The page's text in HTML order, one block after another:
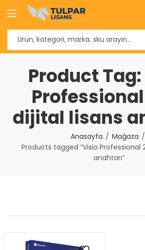
Product
Professional
dijital lisans
Anasayfa
Mağaza
Products tagged “Visio Professional
anahtarı”